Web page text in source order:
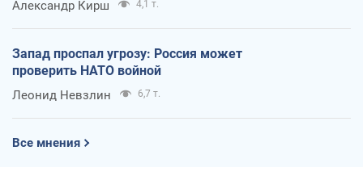
Александр Кирш 4,1 т.
Запад проспал угрозу: Россия может
проверить НАТО войной
Леонид Невзлин 6,7 т.
Все мнения